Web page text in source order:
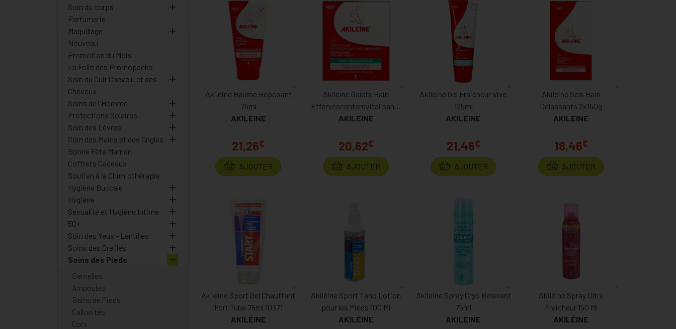
Akileine Baume Reposant
75ml
AKILEINE
21,26€
AJOUTER
Akileine Galets Bain
Effervescentsrevitalisants
6x20g
AKILEINE
20,62€
AJOUTER
Akileine Gel Fraicheur Vive
125ml
AKILEINE
21,46€
AJOUTER
Akileine Sels Bain
Delassants 2x150g
AKILEINE
18,46€
AJOUTER
Akileine Sport Gel Chauffant
Fort Tube 75ml 10371
AKILÉINE
Akiléine Sport Tano Lotion
pour les Pieds 100 Ml
AKILÉINE
Akileine Spray Cryo Relaxant
75ml
AKILEINE
Akiléine Spray Ultra
Fraicheur 150 Ml
AKILÉINE
Soin du corps
Parfumerie
Maquillage
Nouveau
Promotion du Mois
La Folie des Promopacks
Soin du Cuir Chevelu et des
Cheveux
Soins de l'Homme
Protections Solaires
Soin des Lèvres
Soin des Mains et des Ongles
Bonne Fête Maman
Coffrets Cadeaux
Soutien à la Chimiothérapie
Hygiène Buccale
Hygiène
Sexualité et Hygiène Intime
50+
Soin des Yeux - Lentilles
Soins des Oreilles
Soins des Pieds
Semelles
Ampoules
Bains de Pieds
Callosités
Cors